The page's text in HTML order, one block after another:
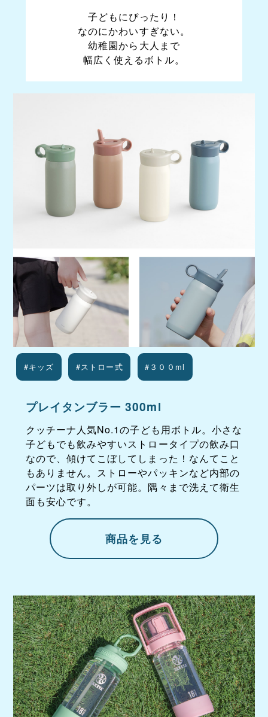
子どもにぴったり！
なのにかわいすぎない。
幼稚園から大人まで
幅広く使えるボトル。
#キッズ #ストロー式 #３００ml
プレイタンブラー 300ml
クッチーナ人気No.1の子ども用ボトル。小さな
子どもでも飲みやすいストロータイプの飲み口
なので、傾けてこぼしてしまった！なんてこと
もありません。ストローやパッキンなど内部の
パーツは取り外しが可能。隅々まで洗えて衛生
面も安心です。
商品を見る